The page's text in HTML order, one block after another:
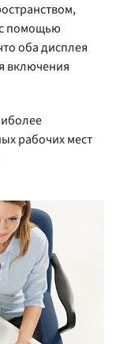
с помощью
оба дисплея
включения
рабочих мест